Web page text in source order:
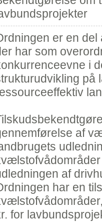
er en
har som
i
på
af
af
har en
for